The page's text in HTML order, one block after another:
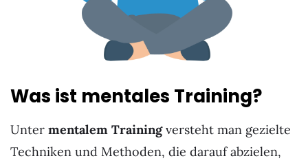
Was ist mentales Training?
Unter mentalem Trainingversteht man gezielte
Techniken und Methoden, die darauf abzielen,